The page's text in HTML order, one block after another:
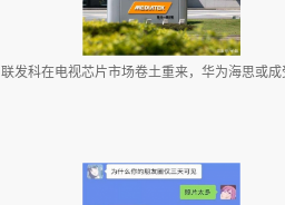
联发科在电视芯片市场卷土重来，华为海思或成